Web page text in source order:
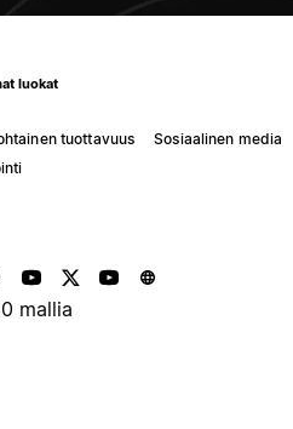
luokat
tuottavuus
Sosiaalinen media
mallia